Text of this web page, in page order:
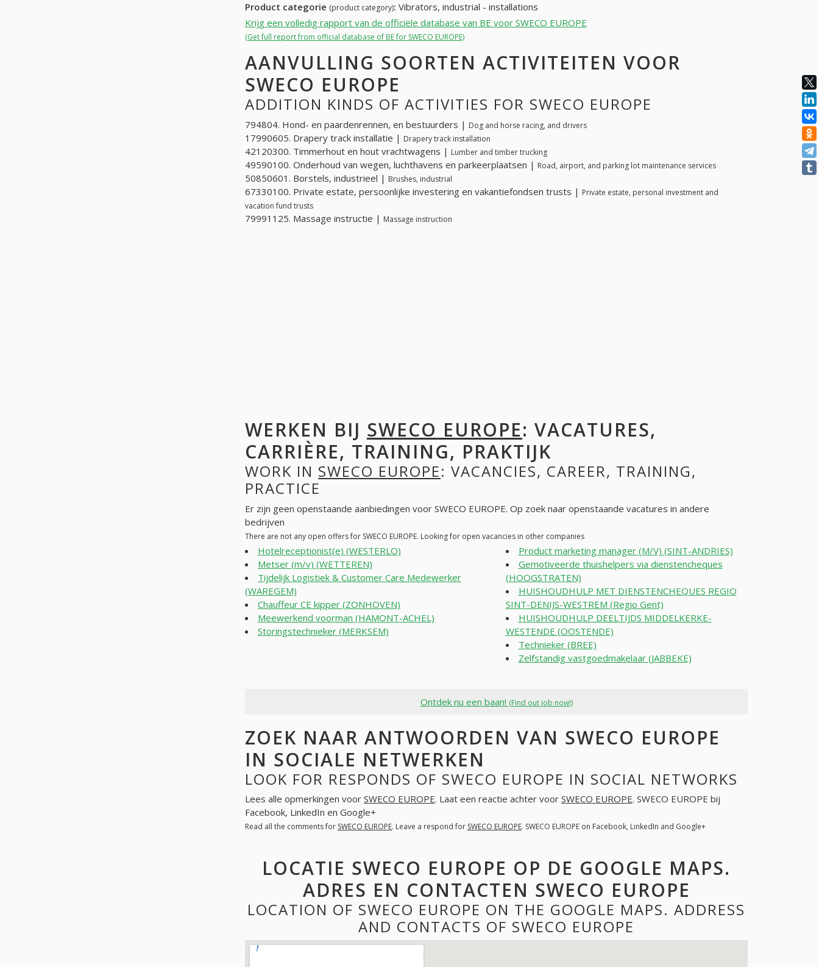
Product categorie (product category): Vibrators, industrial - installations
Krijg een volledig rapport van de officiële database van BE voor SWECO EUROPE
(Get full report from official database of BE for SWECO EUROPE)
AANVULLING SOORTEN ACTIVITEITEN VOOR
SWECO EUROPE
ADDITION KINDS OF ACTIVITIES FOR SWECO EUROPE
794804. Hond- en paardenrennen, en bestuurders | Dog and horse racing, and drivers
17990605. Drapery track installatie | Drapery track installation
42120300. Timmerhout en hout vrachtwagens | Lumber and timber trucking
49590100. Onderhoud van wegen, luchthavens en parkeerplaatsen | Road, airport, and parking lot maintenance services
50850601. Borstels, industrieel | Brushes, industrial
67330100. Private estate, persoonlijke investering en vakantiefondsen trusts | Private estate, personal investment and
vacation fund trusts
79991125. Massage instructie | Massage instruction
WERKEN BIJ SWECO EUROPE: VACATURES,
CARRIÈRE, TRAINING, PRAKTIJK
WORK IN SWECO EUROPE: VACANCIES, CAREER, TRAINING,
PRACTICE
Er zijn geen openstaande aanbiedingen voor SWECO EUROPE. Op zoek naar openstaande vacatures in andere
bedrijven
There are not any open offers for SWECO EUROPE. Looking for open vacancies in other companies
Hotelreceptionist(e) (WESTERLO)
Metser (m/v) (WETTEREN)
Tijdelijk Logistiek & Customer Care Medewerker
(WAREGEM)
Chauffeur CE kipper (ZONHOVEN)
Meewerkend voorman (HAMONT-ACHEL)
Storingstechnieker (MERKSEM)
Product marketing manager (M/V) (SINT-ANDRIES)
Gemotiveerde thuishelpers via dienstencheques
(HOOGSTRATEN)
HUISHOUDHULP MET DIENSTENCHEQUES REGIO
SINT-DENIJS-WESTREM (Regio Gent)
HUISHOUDHULP DEELTIJDS MIDDELKERKE-
WESTENDE (OOSTENDE)
Technieker (BREE)
Zelfstandig vastgoedmakelaar (JABBEKE)
Ontdek nu een baan! (Find out job now!)
ZOEK NAAR ANTWOORDEN VAN SWECO EUROPE
IN SOCIALE NETWERKEN
LOOK FOR RESPONDS OF SWECO EUROPE IN SOCIAL NETWORKS
Lees alle opmerkingen voor SWECO EUROPE. Laat een reactie achter voor SWECO EUROPE. SWECO EUROPE bij
Facebook, LinkedIn en Google+
Read all the comments for SWECO EUROPE. Leave a respond for SWECO EUROPE. SWECO EUROPE on Facebook, LinkedIn and Google+
LOCATIE SWECO EUROPE OP DE GOOGLE MAPS.
ADRES EN CONTACTEN SWECO EUROPE
LOCATION OF SWECO EUROPE ON THE GOOGLE MAPS. ADDRESS
AND CONTACTS OF SWECO EUROPE